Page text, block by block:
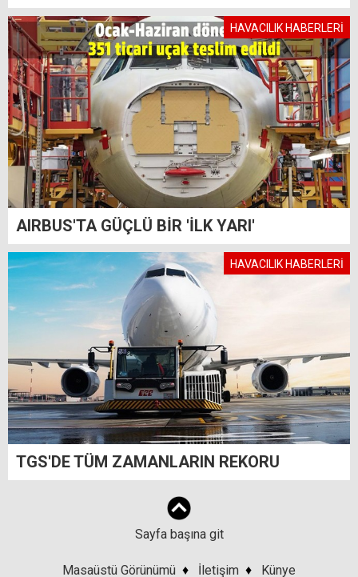
HAVACILIK HABERLERİ
AIRBUS'TA GÜÇLÜ BİR 'İLK YARI'
HAVACILIK HABERLERİ
TGS'DE TÜM ZAMANLARIN REKORU
Sayfa başına git
Masaüstü Görünümü ♦ İletişim ♦ Künye